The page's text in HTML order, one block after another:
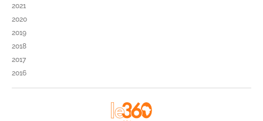
2021
2020
2019
2018
2017
2016